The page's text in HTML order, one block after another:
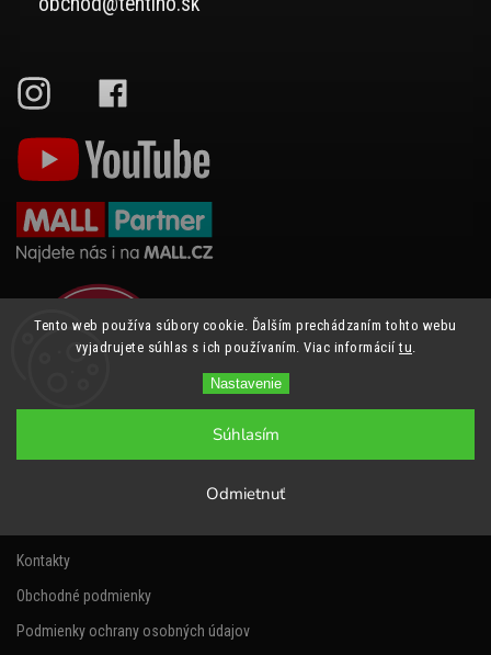
Tento web používa súbory cookie. Ďalším prechádzaním tohto webu
vyjadrujete súhlas s ich používaním. Viac informáciítu.
Nastavenie
Odmietnuť
Súhlasím
Kontakty
Obchodné podmienky
Podmienky ochrany osobných údajov